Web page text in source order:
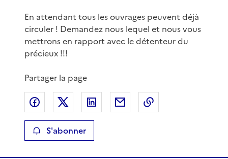
En attendant tous les ouvrages peuvent déjà
circuler ! Demandez nous lequel et nous vous
mettrons en rapport avec le détenteur du
précieux !!!
Partager la page
Partager sur Facebook
Partager sur XPartager sur LinkedIn
Partager par email
S'abonner